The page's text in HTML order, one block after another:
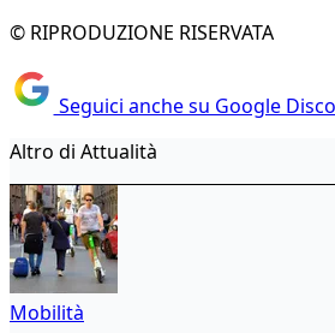
© RIPRODUZIONE RISERVATA
Seguici anche su Google
Altro di Attualità
Mobilità